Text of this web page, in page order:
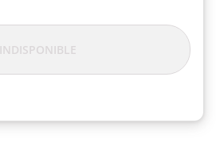
INDISPONIBLE